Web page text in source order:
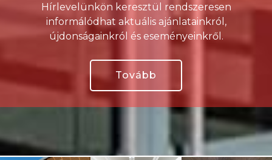
Hírlevelünkön keresztül rendszeresen
informálódhat aktuális ajánlatainkról,
újdonságainkról és eseményeinkről.
Tovább